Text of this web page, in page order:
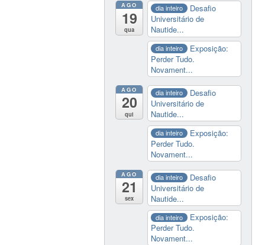
AGO
19
qua
dia inteiro
Desafio
Universitário de
Nautide...
dia inteiro
Exposição:
Perder Tudo.
Novament...
AGO
20
qui
dia inteiro
Desafio
Universitário de
Nautide...
dia inteiro
Exposição:
Perder Tudo.
Novament...
AGO
21
sex
dia inteiro
Desafio
Universitário de
Nautide...
dia inteiro
Exposição:
Perder Tudo.
Novament...